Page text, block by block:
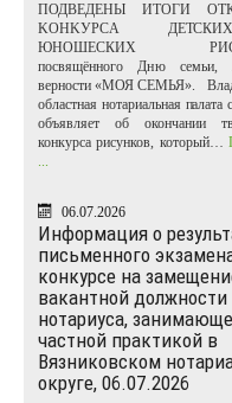
ПОДВЕДЕНЫ ИТОГИ
KOHKУPCA
ЮНОШЕСКИХ
посвящённого Дню
верности «МОЯ СЕМЬЯ».
областная нотариальная палата
объявляет об окончании
конкурса рисунков, который…
...
06.07.2026
Информация о
письменного
конкурсе на
вакантной должности
нотариуса,
частной практикой в
Вязниковском
округе, 06.07.2026